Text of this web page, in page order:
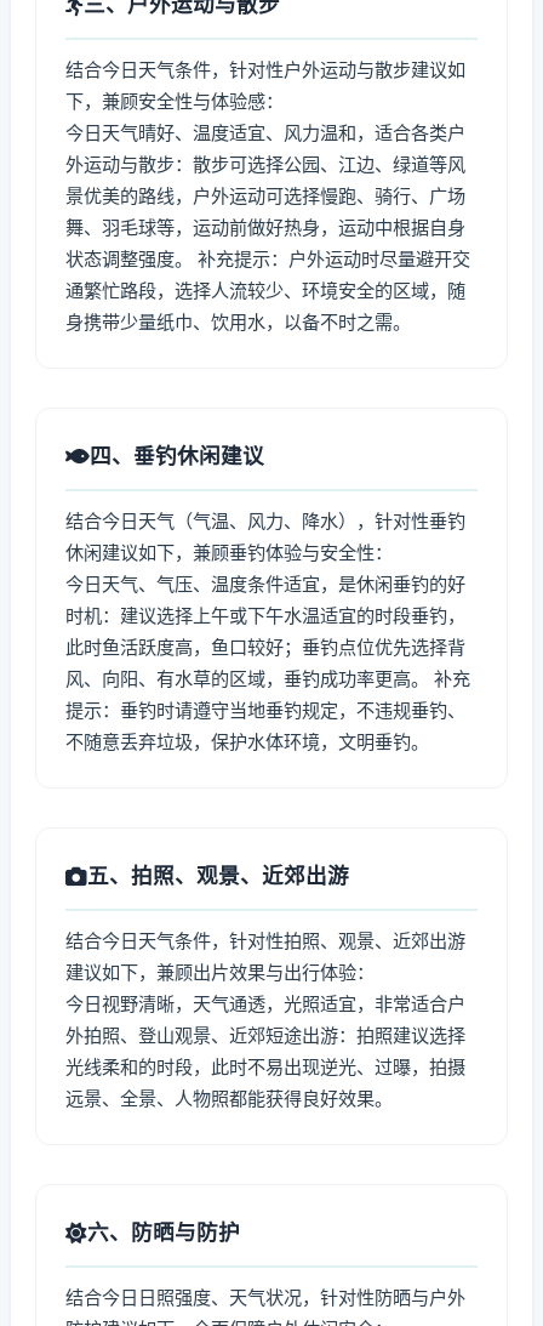
结合今日天气条件，针对性户外运动与散步建议如
下，兼顾安全性与体验感：
今日天气晴好、温度适宜、风力温和，适合各类户
外运动与散步：散步可选择公园、江边、绿道等风
景优美的路线，户外运动可选择慢跑、骑行、广场
舞、羽毛球等，运动前做好热身，运动中根据自身
状态调整强度。 补充提示：户外运动时尽量避开交
通繁忙路段，选择人流较少、环境安全的区域，随
身携带少量纸巾、饮用水，以备不时之需。
四、垂钓休闲建议
结合今日天气（气温、风力、降水），针对性垂钓
休闲建议如下，兼顾垂钓体验与安全性：
今日天气、气压、温度条件适宜，是休闲垂钓的好
时机：建议选择上午或下午水温适宜的时段垂钓，
此时鱼活跃度高，鱼口较好；垂钓点位优先选择背
风、向阳、有水草的区域，垂钓成功率更高。 补充
提示：垂钓时请遵守当地垂钓规定，不违规垂钓、
不随意丢弃垃圾，保护水体环境，文明垂钓。
五、拍照、观景、近郊出游
结合今日天气条件，针对性拍照、观景、近郊出游
建议如下，兼顾出片效果与出行体验：
今日视野清晰，天气通透，光照适宜，非常适合户
外拍照、登山观景、近郊短途出游：拍照建议选择
光线柔和的时段，此时不易出现逆光、过曝，拍摄
远景、全景、人物照都能获得良好效果。
六、防晒与防护
结合今日日照强度、天气状况，针对性防晒与户外